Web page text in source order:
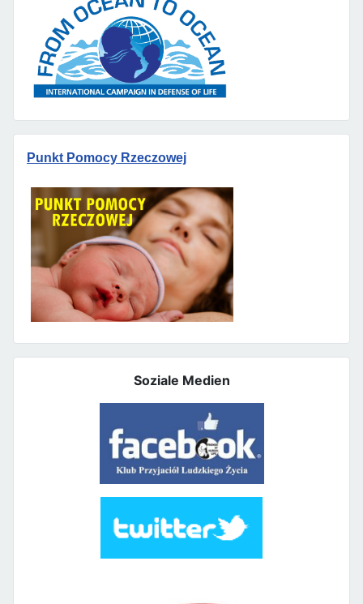
Punkt Pomocy Rzeczowej
Soziale Medien